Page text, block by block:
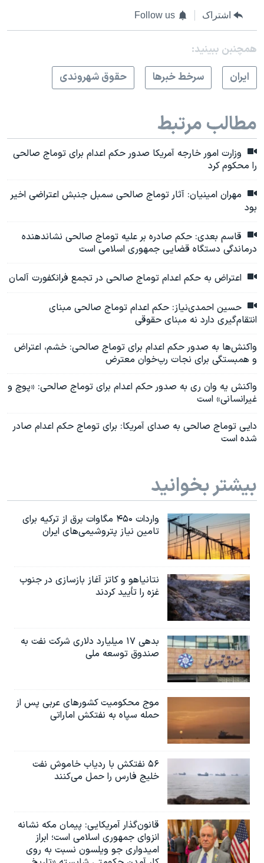
اشتراک Follow us
همچنبن ببینید:
ايران
سرخط خبرها حقوق شهروندی
مطالب مرتبط
وزارت امور خارجه آمریکا صدور حکم اعدام برای توماج صالحی
را محکوم کرد
مهران امینیان: آثار توماج صالحی سمبل جنبش اعتراضی اخیر
بود
قاسم بعدی: حکم صادره بر علیه توماج صالحی نشاندهنده
درماندگی دستگاه قضایی جمهوری اسلامی است
اعتراض به حکم اعدام توماج صالحی در تجمع فرانکفورت آلمان
حسین احمدی‌نیاز: حکم اعدام توماج صالحی مبنای
انتقام‌گیری دارد نه مبنای حقوقی
واکنش‌ها به صدور حکم اعدام برای توماج صالحی: خشم، اعتراض
و همبستگی برای نجات رپ‌خوان معترض
واکنش یه وان ری به صدور حکم اعدام برای توماج صالحی: «پوچ و
غیرانسانی» است
دایی توماج صالحی به صدای آمریکا: برای توماج حکم اعدام صادر
شده است
بیشتر بخوانید
واردات ۴۵۰ مگاوات برق از ترکیه برای
تامین نیاز پتروشیمی‌های ایران
نتانیاهو و کاتز آغاز بازسازی در جنوب
غزه را تأیید کردند
بدهی ۱۷ میلیارد دلاری شرکت نفت به
صندوق توسعه ملی
موج محکومیت کشورهای عربی پس از
حمله سپاه به نفتکش اماراتی
۵۶ نفتکش با ردیاب خاموش نفت
خلیج فارس را حمل می‌کنند
قانون‌گذار آمریکایی: پیمان مکه نشانه
انزوای جمهوری اسلامی است؛ ابراز
امیدواری جو ویلسون نسبت به روی